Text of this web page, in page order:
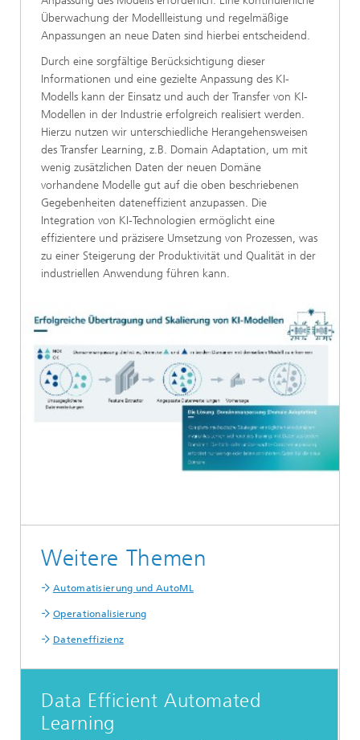
Überwachung der Modellleistung und regelmäßige
Anpassungen an neue Daten sind hierbei entscheidend.
Durch eine sorgfältige Berücksichtigung dieser
Informationen und eine gezielte Anpassung des KI-
Modells kann der Einsatz und auch der Transfer von KI-
Modellen in der Industrie erfolgreich realisiert werden.
Hierzu nutzen wir unterschiedliche Herangehensweisen
des Transfer Learning, z.B. Domain Adaptation, um mit
wenig zusätzlichen Daten der neuen Domäne
vorhandene Modelle gut auf die oben beschriebenen
Gegebenheiten dateneffizient anzupassen. Die
Integration von KI-Technologien ermöglicht eine
effizientere und präzisere Umsetzung von Prozessen, was
zu einer Steigerung der Produktivität und Qualität in der
industriellen Anwendung führen kann.
Weitere Themen
Automatisierung und AutoML
Operationalisierung
Dateneffizienz
Data Efficient Automated
Learning